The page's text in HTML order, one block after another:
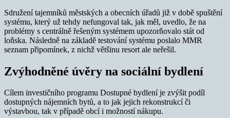
Sdružení tajemníků městských a obecních úřadů již v době spuštění
systému, který už tehdy nefungoval tak, jak měl, uvedlo, že na
problémy s centrálně řešeným systémem upozorňovalo stát od
loňska. Následně na základě testování systému poslalo MMR
seznam připomínek, z nichž většinu resort ale neřešil.
Zvýhodněné úvěry na sociální bydlení
Cílem investičního programu Dostupné bydlení je zvýšit podíl
dostupných nájemních bytů, a to jak jejich rekonstrukcí či
výstavbou, tak v případě obcí i možností nákupu.